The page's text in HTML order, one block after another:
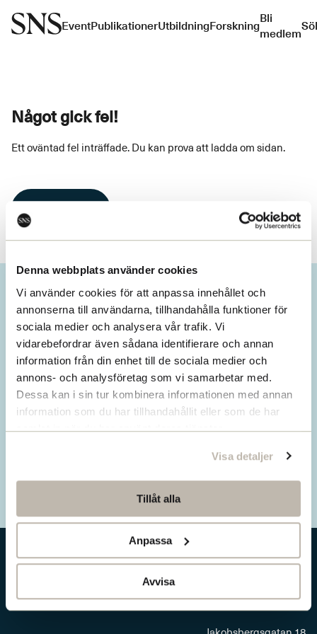
Denna webbplats använder cookies
Vi använder cookies för att anpassa innehållet och
annonserna till användarna, tillhandahålla funktioner för
sociala medier och analysera vår trafik. Vi
vidarebefordrar även sådana identifierare och annan
information från din enhet till de sociala medier och
annons- och analysföretag som vi samarbetar med.
Dessa kan i sin tur kombinera informationen med annan
information som du har tillhandahållit eller som de har
samlat in när du har använt deras tjänster.
Visa detaljer
Tillåt alla
Anpassa
Avvisa
EventPublikationerUtbildningForskningBli
medlem
Något gick fel!
Ett oväntad fel inträffade. Du kan prova att ladda om sidan.
Missa inget från SNS.
Prenumerera på vårt nyhetsbrev
Ta del av våra senaste nyheter. Få nya
insikter och håll dig uppdaterad om viktiga
samhällsfrågor.